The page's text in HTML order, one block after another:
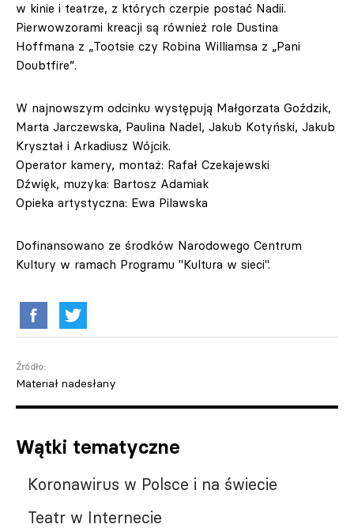
w kinie i teatrze, z których czerpie postać Nadii.
Pierwowzorami kreacji są również role Dustina
Hoffmana z „Tootsie czy Robina Williamsa z „Pani
Doubtfire”.
W najnowszym odcinku występują Małgorzata Goździk,
Marta Jarczewska, Paulina Nadel, Jakub Kotyński, Jakub
Kryształ i Arkadiusz Wójcik.
Operator kamery, montaż: Rafał Czekajewski
Dźwięk, muzyka: Bartosz Adamiak
Opieka artystyczna: Ewa Pilawska
Dofinansowano ze środków Narodowego Centrum
Kultury w ramach Programu "Kultura w sieci".
Źródło:
Materiał nadesłany
Wątki tematyczne
Koronawirus w Polsce i na świecie
Teatr w Internecie